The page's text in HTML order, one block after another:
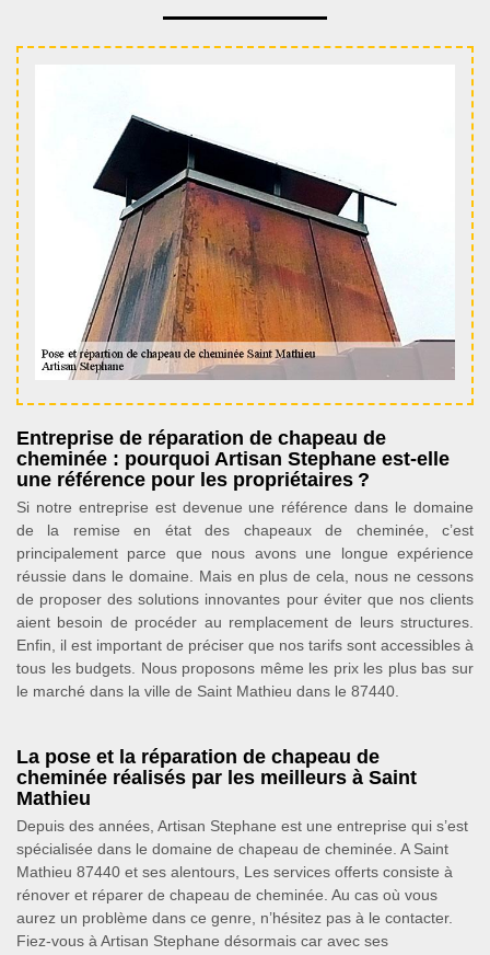
Entreprise de réparation de chapeau de
cheminée : pourquoi Artisan Stephane est-elle
une référence pour les propriétaires ?
Si notre entreprise est devenue une référence dans le domaine
de la remise en état des chapeaux de cheminée, c’est
principalement parce que nous avons une longue expérience
réussie dans le domaine. Mais en plus de cela, nous ne cessons
de proposer des solutions innovantes pour éviter que nos clients
aient besoin de procéder au remplacement de leurs structures.
Enfin, il est important de préciser que nos tarifs sont accessibles à
tous les budgets. Nous proposons même les prix les plus bas sur
le marché dans la ville de Saint Mathieu dans le 87440.
La pose et la réparation de chapeau de
cheminée réalisés par les meilleurs à Saint
Mathieu
Depuis des années, Artisan Stephane est une entreprise qui s’est
spécialisée dans le domaine de chapeau de cheminée. A Saint
Mathieu 87440 et ses alentours, Les services offerts consiste à
rénover et réparer de chapeau de cheminée. Au cas où vous
aurez un problème dans ce genre, n’hésitez pas à le contacter.
Fiez-vous à Artisan Stephane désormais car avec ses